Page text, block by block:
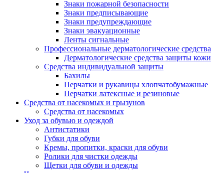
Знаки пожарной безопасности
Знаки предписывающие
Знаки предупреждающие
Знаки эвакуационные
Ленты сигнальные
Профессиональные дерматологические средства
Дерматологические средства защиты кожи
Средства индивидуальной защиты
Бахилы
Перчатки и рукавицы хлопчатобумажные
Перчатки латексные и резиновые
Средства от насекомых и грызунов
Средства от насекомых
Уход за обувью и одеждой
Антистатики
Губки для обуви
Кремы, пропитки, краски для обуви
Ролики для чистки одежды
Щетки для обуви и одежды